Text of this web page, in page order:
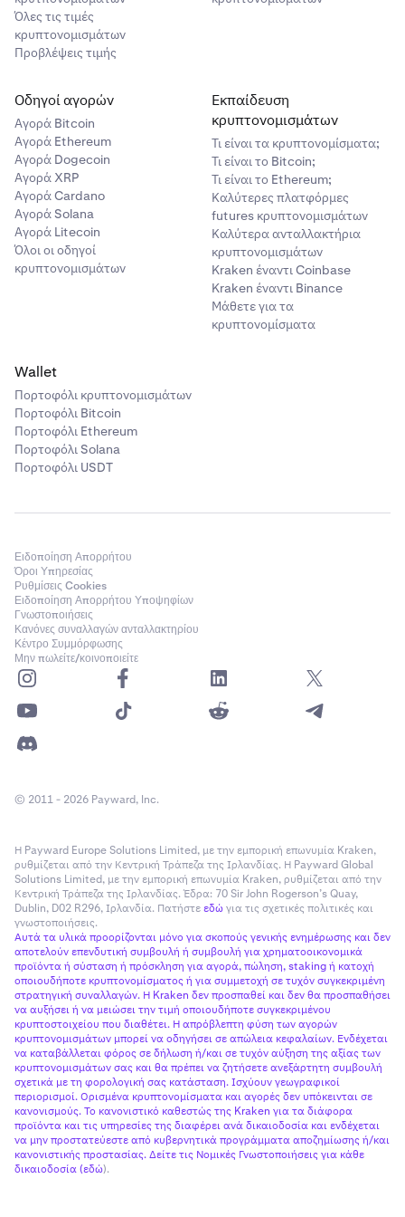
ζήτησης (ask) ή 1% κάτω από την καλύτερη τιμή
προσφοράς (bid). Αυτό σημαίνει ότι η εντολή σας
μπορεί να εκτελεστεί μόνο μερικώς ή καθόλου. Το μη
υπάρχει υπολειπόμενη εντολή στο βιβλίο εντολών.
Όλες τις τιμές
κρυπτονομισμάτων
Προβλέψεις τιμής
Οδηγοί αγορών
Αγορά Bitcoin
Αγορά Ethereum
Αγορά Dogecoin
Αγορά XRP
Αγορά Cardano
Αγορά Solana
Αγορά Litecoin
Όλοι οι οδηγοί
κρυπτονομισμάτων
Εκπαίδευση
κρυπτονομισμάτων
Τι είναι τα κρυπτονομίσματα;
Τι είναι το Bitcoin;
Τι είναι το Ethereum;
Καλύτερες πλατφόρμες
futures κρυπτονομισμάτων
Καλύτερα ανταλλακτήρια
κρυπτονομισμάτων
Kraken έναντι Coinbase
Kraken έναντι Binance
Μάθετε για τα
κρυπτονομίσματα
Wallet
Πορτοφόλι κρυπτονομισμάτων
Πορτοφόλι Bitcoin
Πορτοφόλι Ethereum
Πορτοφόλι Solana
Πορτοφόλι USDT
Ειδοποίηση Απορρήτου
Όροι Υπηρεσίας
Ρυθμίσεις Cookies
Ειδοποίηση Απορρήτου Υποψηφίων
Γνωστοποιήσεις
Κανόνες συναλλαγών ανταλλακτηρίου
Κέντρο Συμμόρφωσης
Μην πωλείτε/κοινοποιείτε
© 2011 - 2026 Payward, Inc.
Η Payward Europe Solutions Limited, με την εμπορική επωνυμία Kraken,
ρυθμίζεται από την Κεντρική Τράπεζα της Ιρλανδίας. Η Payward Global
Solutions Limited, με την εμπορική επωνυμία Kraken, ρυθμίζεται από την
Κεντρική Τράπεζα της Ιρλανδίας. Έδρα: 70 Sir John Rogerson’s Quay,
Dublin, D02 R296, Ιρλανδία. Πατήστεεδώγια τις σχετικές πολιτικές και
γνωστοποιήσεις.
Αυτά τα υλικά προορίζονται μόνο για σκοπούς γενικής ενημέρωσης και δεν
αποτελούν επενδυτική συμβουλή ή συμβουλή για χρηματοοικονομικά
προϊόντα ή σύσταση ή πρόσκληση για αγορά, πώληση, staking ή κατοχή
οποιουδήποτε κρυπτονομίσματος ή για συμμετοχή σε τυχόν συγκεκριμένη
στρατηγική συναλλαγών. Η Kraken δεν προσπαθεί και δεν θα προσπαθήσει
να αυξήσει ή να μειώσει την τιμή οποιουδήποτε συγκεκριμένου
κρυπτοστοιχείου που διαθέτει. Η απρόβλεπτη φύση των αγορών
κρυπτονομισμάτων μπορεί να οδηγήσει σε απώλεια κεφαλαίων. Ενδέχεται
να καταβάλλεται φόρος σε δήλωση ή/και σε τυχόν αύξηση της αξίας των
κρυπτονομισμάτων σας και θα πρέπει να ζητήσετε ανεξάρτητη συμβουλή
σχετικά με τη φορολογική σας κατάσταση. Ισχύουν γεωγραφικοί
περιορισμοί. Ορισμένα κρυπτονομίσματα και αγορές δεν υπόκεινται σε
κανονισμούς. Το κανονιστικό καθεστώς της Kraken για τα διάφορα
προϊόντα και τις υπηρεσίες της διαφέρει ανά δικαιοδοσία και ενδέχεται
να μην προστατεύεστε από κυβερνητικά προγράμματα αποζημίωσης ή/και
κανονιστικής προστασίας. Δείτε τις Νομικές Γνωστοποιήσεις για κάθε
δικαιοδοσία (εδώ).